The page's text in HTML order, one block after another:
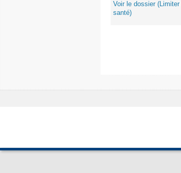
Voir le dossier
santé)